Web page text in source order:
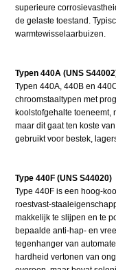
superieure
de gelaste toestand.
warmtewisselaarbuizen.
Typen 440A (UNS
Typen 440A, 440B en
chroomstaaltypen met
koolstofgehalte toeneemt,
maar dit gaat ten koste
gebruikt voor bestek,
Type 440F (UNS S44020)
Type 440F is een hoog-
roestvast-
makkelijk te slijpen en te
bepaalde anti-hap- en
tegenhanger van
hardheid vertonen van